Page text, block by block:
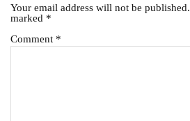
Your email address will not be published.
marked *
Comment *